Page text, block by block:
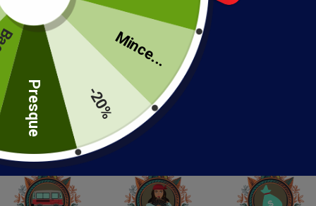
taille
Ajouter au panier
Mince...
-20%
Presque